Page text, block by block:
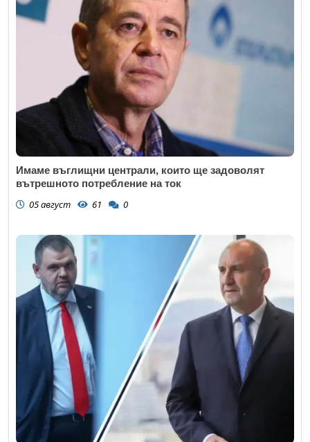
Имаме въглищни централи, които ще задоволят
вътрешното потребление на ток
05 август 61 0